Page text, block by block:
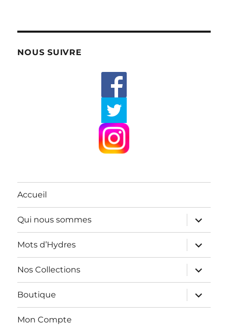
NOUS SUIVRE
Accueil
Qui nous sommes
ouvrir
le
sous-
menu
Mots d’Hydres
ouvrir
le
sous-
menu
Nos Collections
ouvrir
le
sous-
menu
Boutique
ouvrir
le
sous-
Mon Compte